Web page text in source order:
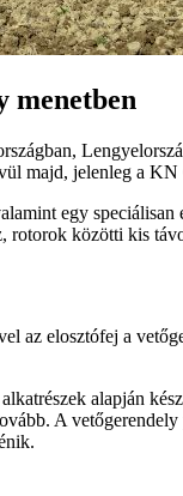
menetben
majd, jelenleg a KN
egy
közötti kis
az elosztófej a
alapján
A